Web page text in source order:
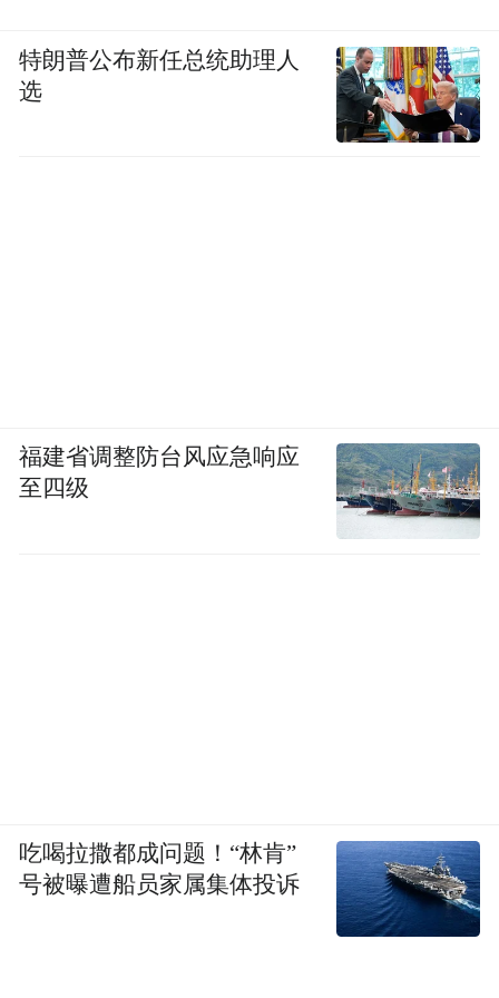
特朗普公布新任总统助理人
选
福建省调整防台风应急响应
至四级
吃喝拉撒都成问题！“林肯”
号被曝遭船员家属集体投诉